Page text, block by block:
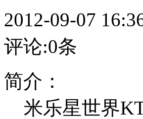
2012-09-07
评论:0条
简介：
米乐星世界